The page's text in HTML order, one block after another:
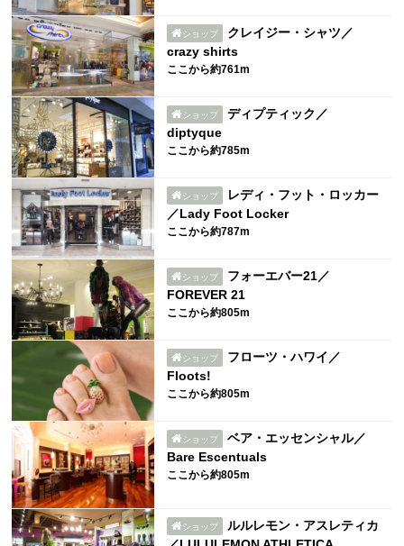
ショップ
クレイジー・シャツ／
crazy shirts
ここから約761m
ショップ
ディプティック／
diptyque
ここから約785m
ショップ
レディ・フット・ロッカー
／Lady Foot Locker
ここから約787m
ショップ
フォーエバー21／
FOREVER 21
ここから約805m
ショップ
フローツ・ハワイ／
Floots!
ここから約805m
ショップ
ベア・エッセンシャル／
Bare Escentuals
ここから約805m
ショップ
ルルレモン・アスレティカ